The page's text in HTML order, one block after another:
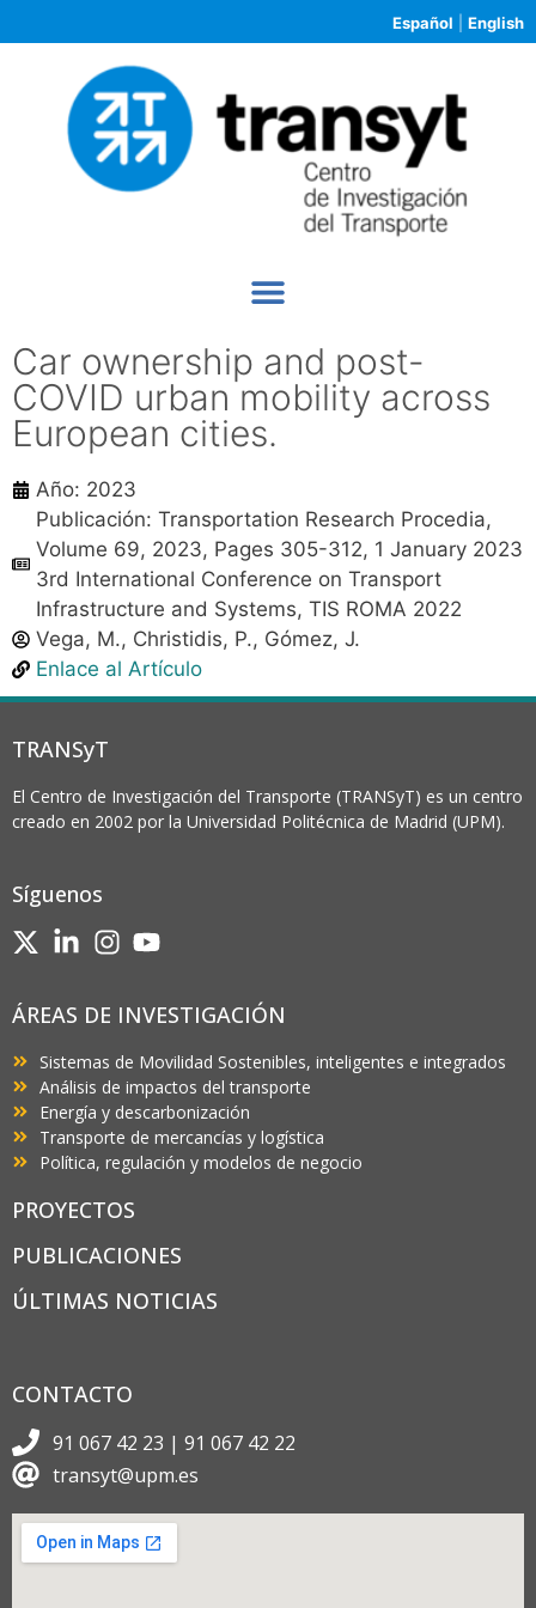
Español English
Car ownership and post-
COVID urban mobility across
European cities.
Año: 2023
Publicación: Transportation Research Procedia,
Volume 69, 2023, Pages 305-312, 1 January 2023
3rd International Conference on Transport
Infrastructure and Systems, TIS ROMA 2022
Vega, M., Christidis, P., Gómez, J.
Enlace al Artículo
TRANSyT
El Centro de Investigación del Transporte (TRANSyT) es un centro
creado en 2002 por la Universidad Politécnica de Madrid (UPM).
Síguenos
ÁREAS DE INVESTIGACIÓN
Sistemas de Movilidad Sostenibles, inteligentes e integrados
Análisis de impactos del transporte
Energía y descarbonización
Transporte de mercancías y logística
Política, regulación y modelos de negocio
PROYECTOS
PUBLICACIONES
ÚLTIMAS NOTICIAS
CONTACTO
91 067 42 23 | 91 067 42 22
transyt@upm.es